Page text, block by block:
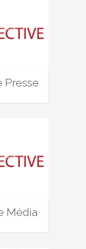
Presse
Média